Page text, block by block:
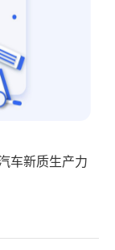
车新质生产力